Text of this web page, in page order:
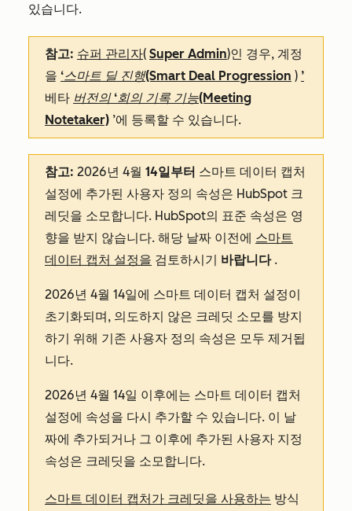
있습니다.
참고: 슈퍼 관리자( Super Admin)인 경우, 계정
을 ‘스마트 딜 진행(Smart Deal Progression ) ’
베타 버전의 ‘회의 기록 기능(Meeting
Notetaker) ’에 등록할 수 있습니다.
참고: 2026년 4월 14일부터 스마트 데이터 캡처
설정에 추가된 사용자 정의 속성은 HubSpot 크
레딧을 소모합니다. HubSpot의 표준 속성은 영
향을 받지 않습니다. 해당 날짜 이전에 스마트
데이터 캡처 설정을 검토하시기 바랍니다 .
2026년 4월 14일에 스마트 데이터 캡처 설정이
초기화되며, 의도하지 않은 크레딧 소모를 방지
하기 위해 기존 사용자 정의 속성은 모두 제거됩
니다.
2026년 4월 14일 이후에는 스마트 데이터 캡처
설정에 속성을 다시 추가할 수 있습니다. 이 날
짜에 추가되거나 그 이후에 추가된 사용자 지정
속성은 크레딧을 소모합니다.
스마트 데이터 캡처가 크레딧을 사용하는 방식